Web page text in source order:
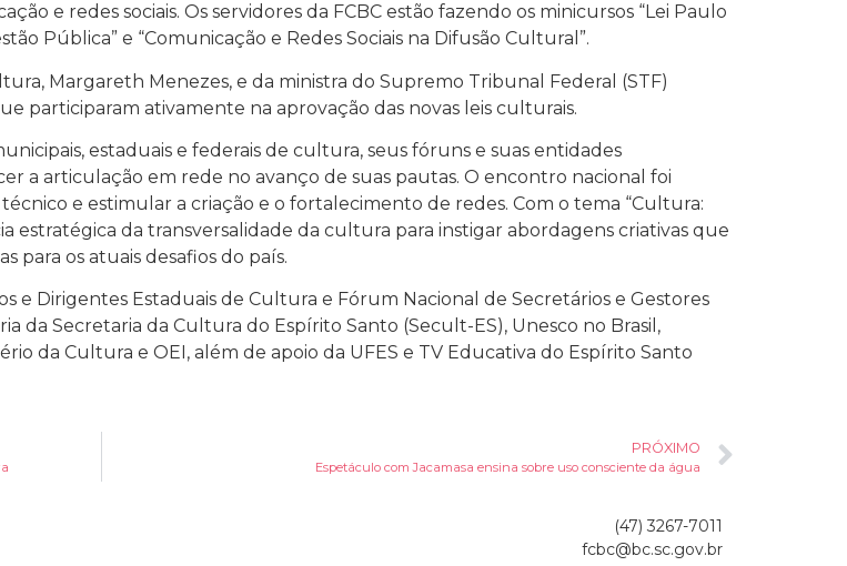
e redes sociais. Os servidores da FCBC estão fazendo os minicursos “Lei Paulo
Pública” e “Comunicação e Redes Sociais na Difusão Cultural”.
Margareth Menezes, e da ministra do Supremo Tribunal Federal (STF)
participaram ativamente na aprovação das novas leis culturais.
estaduais e federais de cultura, seus fóruns e suas entidades
a articulação em rede no avanço de suas pautas. O encontro nacional foi
e estimular a criação e o fortalecimento de redes. Com o tema “Cultura:
estratégica da transversalidade da cultura para instigar abordagens criativas que
para os atuais desafios do país.
e Dirigentes Estaduais de Cultura e Fórum Nacional de Secretários e Gestores
da Secretaria da Cultura do Espírito Santo (Secult-ES), Unesco no Brasil,
da Cultura e OEI, além de apoio da UFES e TV Educativa do Espírito Santo
PRÓXIMO
Espetáculo com Jacamasa ensina sobre uso consciente da água
(47) 3267-7011
fcbc@bc.sc.gov.br